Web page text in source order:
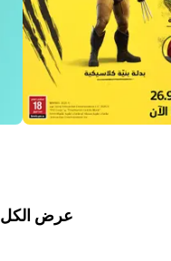
عرض الكل